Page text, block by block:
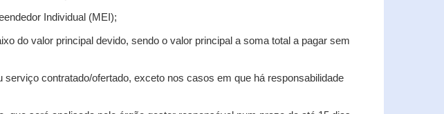
Individual (MEI);
do valor principal devido, sendo o valor principal a soma total a pagar sem
contratado/ofertado, exceto nos casos em que há responsabilidade